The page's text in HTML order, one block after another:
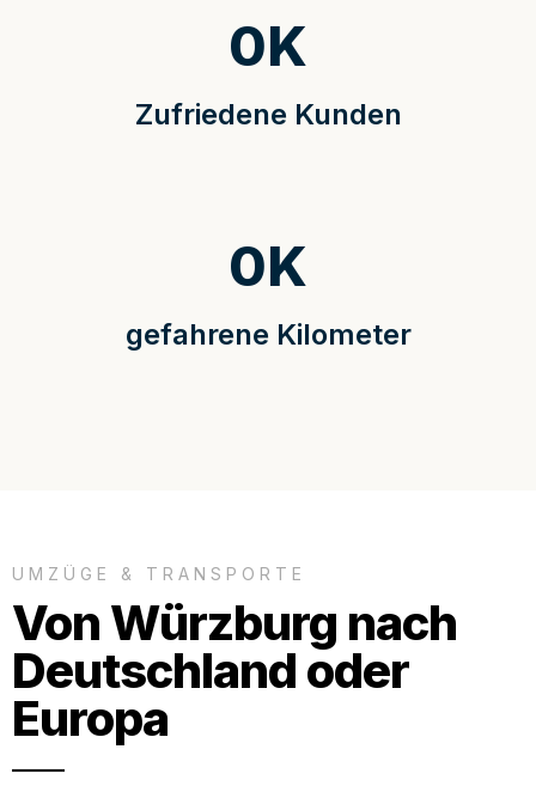
Zufriedene Kunden
0K
gefahrene Kilometer
0K
UMZÜGE & TRANSPORTE
Von Würzburg nach
Deutschland oder
Europa